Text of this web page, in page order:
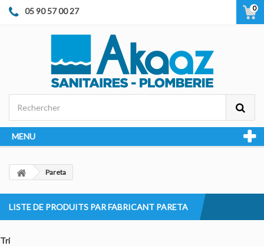
05 90 57 00 27 0
MENU
Pareta
LISTE DE PRODUITS PAR FABRICANT PARETA
Tri